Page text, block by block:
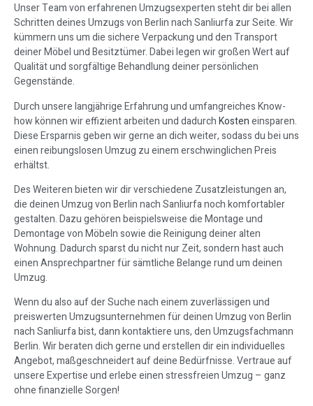
Unser Team von erfahrenen Umzugsexperten steht dir bei allen
Schritten deines Umzugs von Berlin nach Sanliurfa zur Seite. Wir
kümmern uns um die sichere Verpackung und den Transport
deiner Möbel und Besitztümer. Dabei legen wir großen Wert auf
Qualität und sorgfältige Behandlung deiner persönlichen
Gegenstände.
Durch unsere langjährige Erfahrung und umfangreiches Know-
how können wir effizient arbeiten und dadurchKosteneinsparen.
Diese Ersparnis geben wir gerne an dich weiter, sodass du bei uns
einen reibungslosen Umzug zu einem erschwinglichen Preis
erhältst.
Des Weiteren bieten wir dir verschiedene Zusatzleistungen an,
die deinen Umzug von Berlin nach Sanliurfa noch komfortabler
gestalten. Dazu gehören beispielsweise die Montage und
Demontage von Möbeln sowie die Reinigung deiner alten
Wohnung. Dadurch sparst du nicht nur Zeit, sondern hast auch
einen Ansprechpartner für sämtliche Belange rund um deinen
Umzug.
Wenn du also auf der Suche nach einem zuverlässigen und
preiswerten Umzugsunternehmen für deinen Umzug von Berlin
nach Sanliurfa bist, dann kontaktiere uns, den Umzugsfachmann
Berlin. Wir beraten dich gerne und erstellen dir ein individuelles
Angebot, maßgeschneidert auf deine Bedürfnisse. Vertraue auf
unsere Expertise und erlebe einen stressfreien Umzug – ganz
ohne finanzielle Sorgen!